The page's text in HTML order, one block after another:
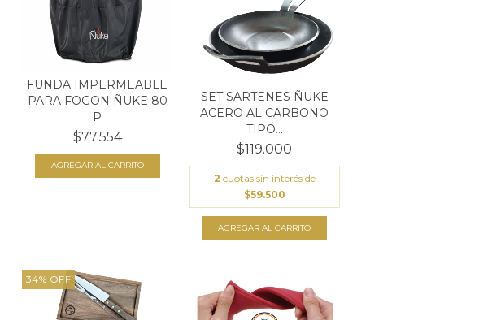
FUNDA IMPERMEABLE
PARA FOGON ÑUKE 80
P
$77.554
SET SARTENES ÑUKE
ACERO AL CARBONO
TIPO...
$119.000
2 cuotas sin interés de
$59.500
AGREGAR AL CARRITO
34% OFF